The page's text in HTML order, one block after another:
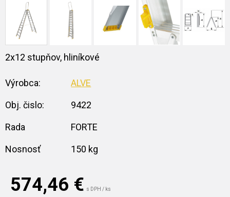
574,46 € s DPH / ks
2x12 stupňov, hliníkové
Výrobca: ALVE
Obj. čislo: 9422
Rada FORTE
Nosnosť 150 kg